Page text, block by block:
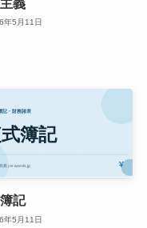
義
年5月11日
記
年5月11日